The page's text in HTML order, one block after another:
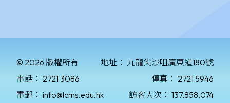
© 2026 版權所有 地址： 九龍尖沙咀廣東道180號
電話： 2721 3086 傳真： 2721 5946
電郵： info@lcms.edu.hk 訪客人次： 137,858,074